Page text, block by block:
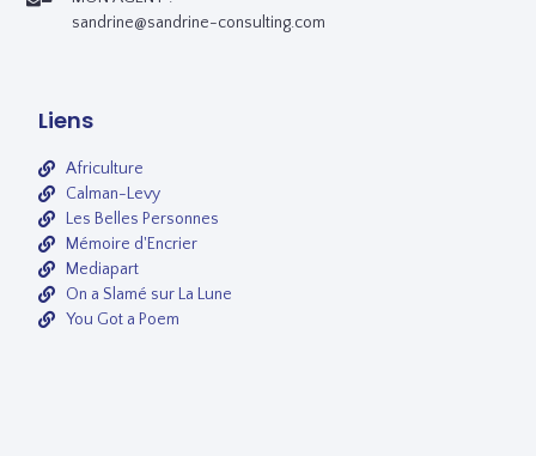
Liens
Africulture
Calman-Levy
Les Belles Personnes
Mémoire d'Encrier
Mediapart
On a Slamé sur La Lune
You Got a Poem
sandrine@sandrine-consulting.com